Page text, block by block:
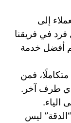
إلى
فرد في فريقنا
أفضل خدمة
فمن
أي طرف آخر.
الياء.
ليس